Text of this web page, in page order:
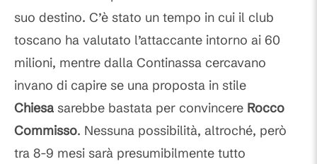
suo destino. C’è stato un tempo in cui il club
toscano ha valutato l’attaccante intorno ai 60
milioni, mentre dalla Continassa cercavano
invano di capire se una proposta in stile
Chiesa sarebbe bastata per convincere Rocco
Commisso. Nessuna possibilità, altroché, però
tra 8-9 mesi sarà presumibilmente tutto